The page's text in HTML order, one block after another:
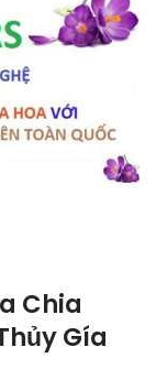
Chia
Gía